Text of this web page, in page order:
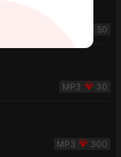
50
30
300